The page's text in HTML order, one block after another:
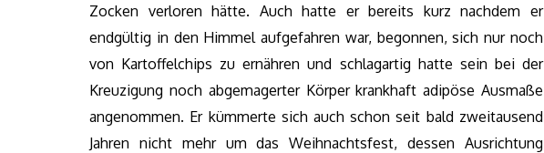
Zocken verloren hätte. Auch hatte er bereits kurz nachdem er
endgültig in den Himmel aufgefahren war, begonnen, sich nur noch
von Kartoffelchips zu ernähren und schlagartig hatte sein bei der
Kreuzigung noch abgemagerter Körper krankhaft adipöse Ausmaße
angenommen. Er kümmerte sich auch schon seit bald zweitausend
Jahren nicht mehr um das Weihnachtsfest, dessen Ausrichtung